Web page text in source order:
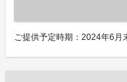
ご提供予定時期：2024年6月